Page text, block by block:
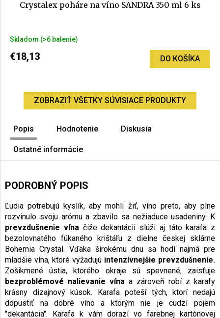
Crystalex poháre na víno SANDRA 350 ml 6 ks
hodnotenie
produktu
hviezdičiek.
Skladom (>6 balenie)
€18,13 DO KOŠÍKA
ZOBRAZIŤ VŠETKY SÚVISIACE PRODUKTY
Popis Hodnotenie Diskusia
Ostatné informácie
PODROBNÝ POPIS
Ľudia potrebujú kyslík, aby mohli žiť, víno preto, aby plne
rozvinulo svoju arómu a zbavilo sa nežiaduce usadeniny. K
prevzdušnenie vína čiže dekantácii slúži aj táto karafa z
bezolovnatého fúkaného krištáľu z dielne českej sklárne
Bohemia Crystal. Vďaka širokému dnu sa hodí najmä pre
mladšie vína, ktoré vyžadujú intenzívnejšie prevzdušnenie.
Zošikmené ústia, ktorého okraje sú spevnené, zaisťuje
bezproblémové nalievanie vína a zároveň robí z karafy
krásny dizajnový kúsok. Karafa poteší tých, ktorí nedajú
dopustiť na dobré víno a ktorým nie je cudzí pojem
"dekantácia". Karafa k vám dorazí vo farebnej kartónovej